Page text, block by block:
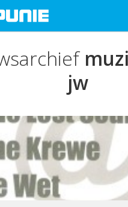
jw